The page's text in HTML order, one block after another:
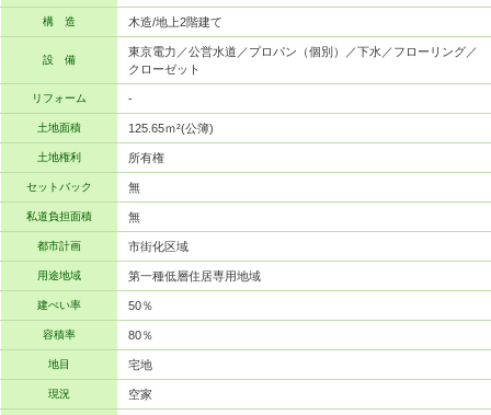
構 造 木造/地上2階建て
設 備
東京電力／公営水道／プロパン（個別）／下水／フローリング／
クローゼット
リフォーム -
土地面積 125.65ｍ²(公簿)
土地権利 所有権
セットバック 無
私道負担面積 無
都市計画 市街化区域
用途地域 第一種低層住居専用地域
建ぺい率 50％
容積率 80％
地目 宅地
現況 空家